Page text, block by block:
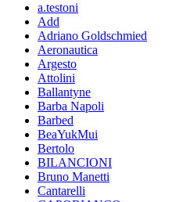
a.testoni
Add
Adriano Goldschmied
Aeronautica
Argesto
Attolini
Ballantyne
Barba Napoli
Barbed
BeaYukMui
Bertolo
BILANCIONI
Bruno Manetti
Cantarelli